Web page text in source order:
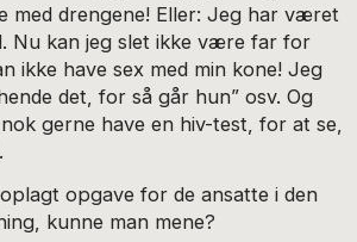
med drengene! Eller: Jeg har været
Nu kan jeg slet ikke være far for
ikke have sex med min kone! Jeg
det, for så går hun” osv. Og
gerne have en hiv-test, for at se,
opgave for de ansatte i den
kunne man mene?